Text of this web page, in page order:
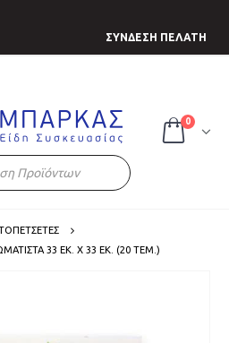
ΣΥΝΔΕΣΗ ΠΕΛΑΤΗ
0
33 ΕΚ. X 33 ΕΚ. (20 ΤΕΜ.)